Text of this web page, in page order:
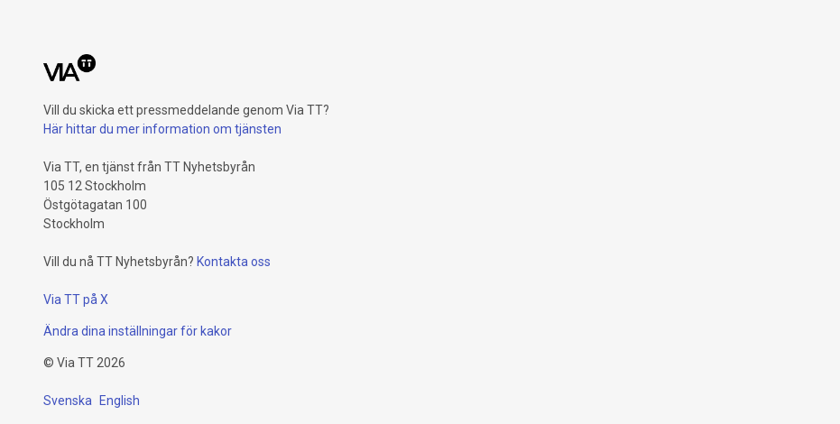
Vill du skicka ett pressmeddelande genom Via TT?
Här hittar du mer information om tjänsten
Via TT, en tjänst från TT Nyhetsbyrån
105 12 Stockholm
Östgötagatan 100
Stockholm
Vill du nå TT Nyhetsbyrån? Kontakta oss
Via TT på X
Ändra dina inställningar för kakor
© Via TT 2026
Svenska English